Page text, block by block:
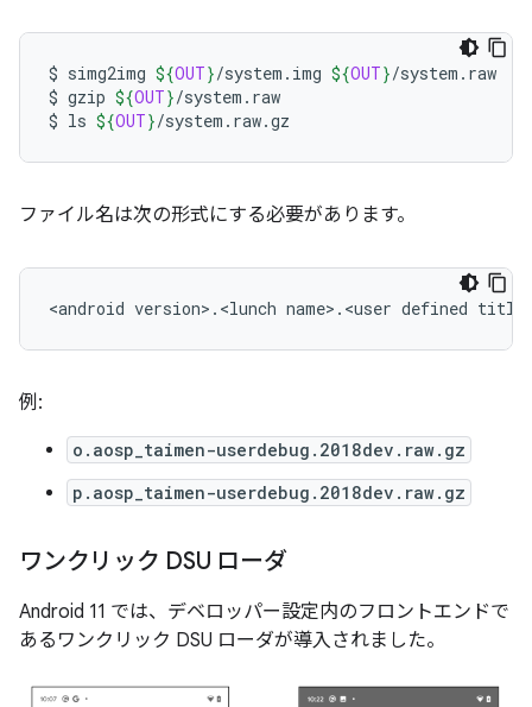
$ simg2img ${OUT}/system.img ${OUT}/system.raw
$ gzip ${OUT}/system.raw
$ ls ${OUT}
ファイル名は次の形式にする必要があります。
例:
o.aosp_taimen-userdebug.2018dev.raw.gz
p.aosp_taimen-userdebug.2018dev.raw.gz
ワンクリック DSU ローダ
Android 11 では、デベロッパー設定内のフロントエンドで
あるワンクリック DSU ローダが導入されました。